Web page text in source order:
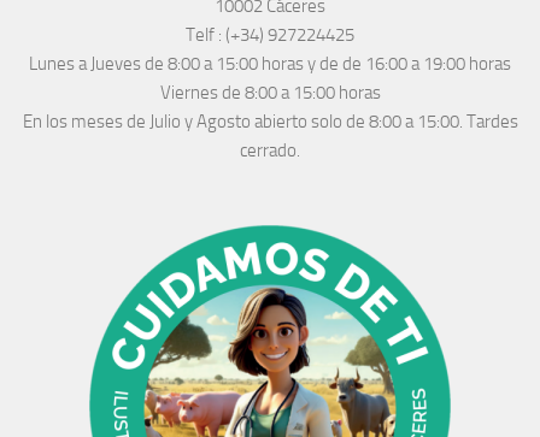
10002 Cáceres
Telf : (+34) 927224425
Lunes a Jueves de 8:00 a 15:00 horas y de de 16:00 a 19:00 horas
Viernes de 8:00 a 15:00 horas
En los meses de Julio y Agosto abierto solo de 8:00 a 15:00. Tardes
cerrado.